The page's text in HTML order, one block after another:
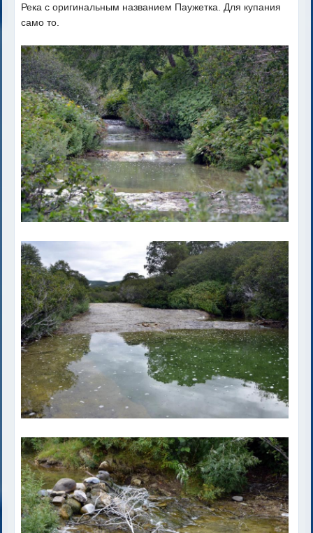
Река с оригинальным названием Паужетка. Для купания
само то.